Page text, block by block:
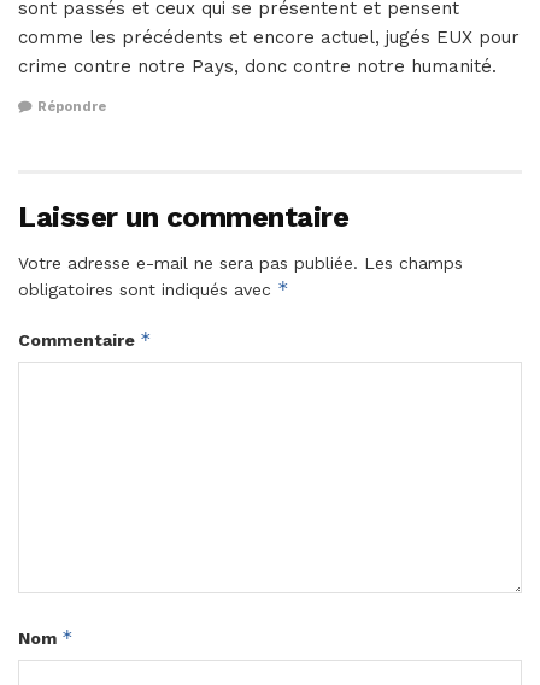
sont passés et ceux qui se présentent et pensent
comme les précédents et encore actuel, jugés EUX pour
crime contre notre Pays, donc contre notre humanité.
Répondre
Laisser un commentaire
Votre adresse e-mail ne sera pas publiée. Les champs
obligatoires sont indiqués avec *
Commentaire *
Nom *